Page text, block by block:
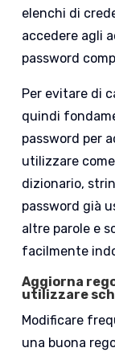
elenchi di
accedere agli
password
Per evitare di
quindi
password per
utilizzare
dizionario,
password già
altre parole e
facilmente
Aggiorna
utilizzare
Modificare
una buona